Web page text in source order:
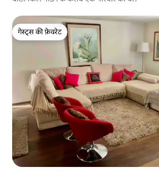
गेस्ट्स की फ़ेवरेट
गेस्ट्स की फ़ेवरेट